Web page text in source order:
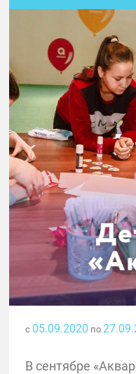
с 05.09.2020 по
В сентябре